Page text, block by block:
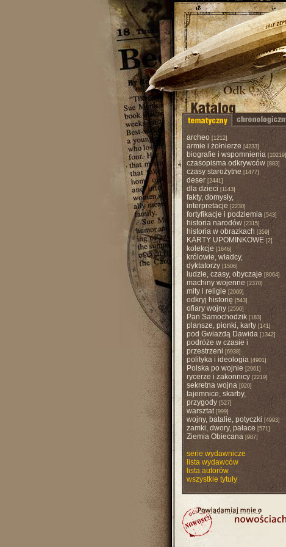
archeo [1212]
armie i żołnierze [4233]
biografie i wspomnienia[10219]
czasopisma odkrywców[883]
czasy starożytne [1477]
deser[2441]
dla dzieci [1143]
fakty, domysły,
interpretacje [2230]
fortyfikacje i podziemia[543]
historia narodów[2315]
historia w obrazkach [359]
KARTY UPOMINKOWE[2]
kolekcje [1646]
królowie, władcy,
dyktatorzy[1506]
ludzie, czasy, obyczaje [8064]
machiny wojenne [2370]
mity i religie [2069]
odkryj historię[543]
ofiary wojny[2590]
Pan Samochodzik[183]
plansze, pionki, karty[141]
pod Gwiazdą Dawida[1342]
podróże w czasie i
przestrzeni [6938]
polityka i ideologia[4901]
Polska po wojnie [2961]
rycerze i zakonnicy[2219]
sekretna wojna[920]
tajemnice, skarby,
przygody[527]
warsztat[999]
wojny, batalie, potyczki [4993]
zamki, dwory, pałace [571]
Ziemia Obiecana[987]
serie wydawnicze
lista wydawców
lista autorów
wszystkie tytuły